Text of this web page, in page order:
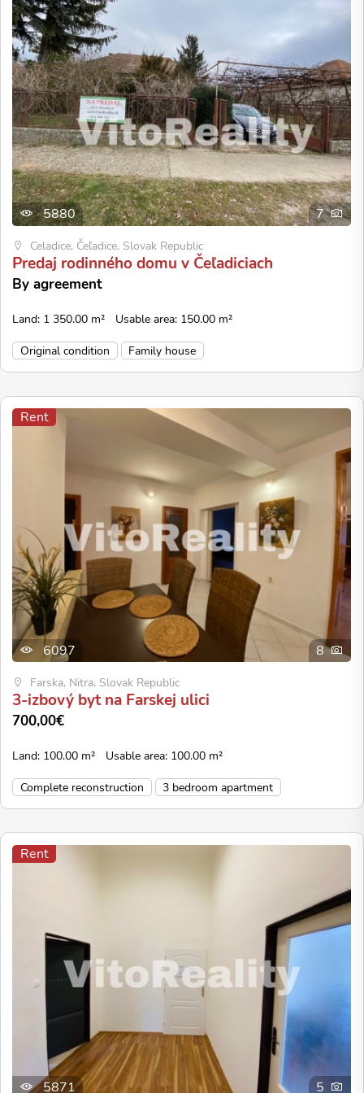
5880 7
Celadice, Čeľadice, Slovak Republic
Predaj rodinného domu v Čeľadiciach
By agreement
Land: 1 350.00 m²
Usable area: 150.00 m²
Original condition
Family house
Rent
6097 8
Farska, Nitra, Slovak Republic
3-izbový byt na Farskej ulici
700,00€
Land: 100.00 m²
Usable area: 100.00 m²
Complete reconstruction
3 bedroom apartment
Rent
5871 5